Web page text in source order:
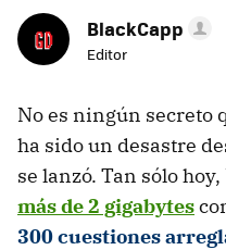
BlackCapp
Editor
No es ningún secreto
ha sido un desastre
se lanzó. Tan sólo
más de 2 gigabytes
300 cuestiones